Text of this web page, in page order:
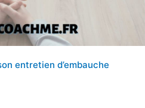
entretien d’embauche